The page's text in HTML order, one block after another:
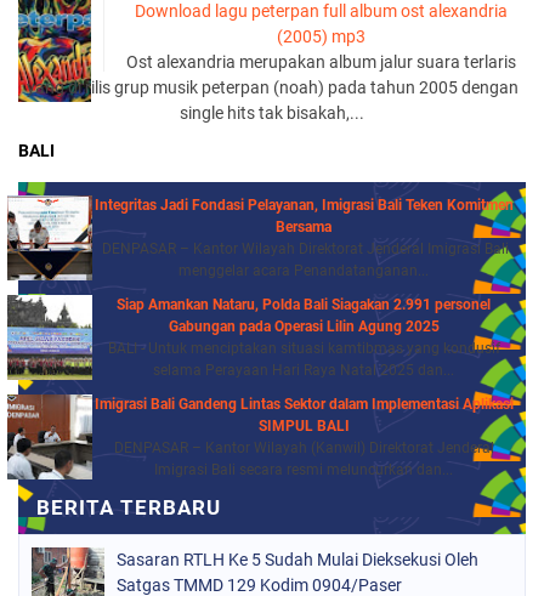
Download lagu peterpan full album ost alexandria
(2005) mp3
Ost alexandria merupakan album jalur suara terlaris
yang di rilis grup musik peterpan (noah) pada tahun 2005 dengan
single hits tak bisakah,...
BALI
Integritas Jadi Fondasi Pelayanan, Imigrasi Bali Teken Komitmen
Bersama
DENPASAR – Kantor Wilayah Direktorat Jenderal Imigrasi Bali
menggelar acara Penandatanganan...
Siap Amankan Nataru, Polda Bali Siagakan 2.991 personel
Gabungan pada Operasi Lilin Agung 2025
BALI - Untuk menciptakan situasi kamtibmas yang kondusif
selama Perayaan Hari Raya Natal 2025 dan...
Imigrasi Bali Gandeng Lintas Sektor dalam Implementasi Aplikasi
SIMPUL BALI
DENPASAR – Kantor Wilayah (Kanwil) Direktorat Jenderal
Imigrasi Bali secara resmi meluncurkan dan...
Sasaran RTLH Ke 5 Sudah Mulai Dieksekusi Oleh
Satgas TMMD 129 Kodim 0904/Paser